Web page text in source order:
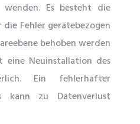
Es besteht die
Fehler gerätebezogen
behoben werden
eine Neuinstallation des
Ein fehlerhafter
kann zu Datenverlust